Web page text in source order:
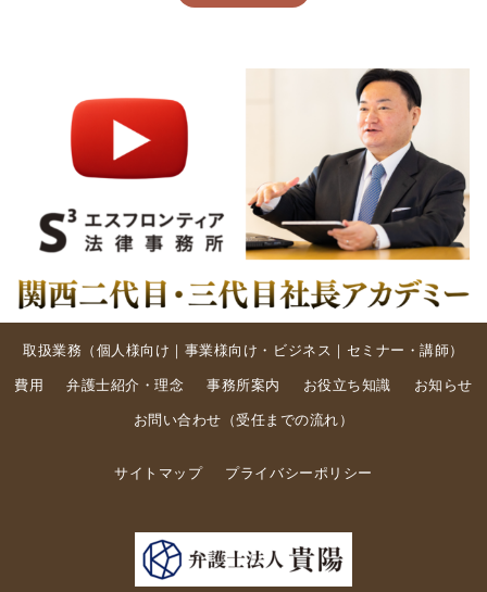
取扱業務（ 個人様向け ｜ 事業様向け・ビジネス ｜ セミナー・講師）
費用 弁護士紹介・理念 事務所案内 お役立ち知識 お知らせ
お問い合わせ （受任までの流れ ）
サイトマップ プライバシーポリシー